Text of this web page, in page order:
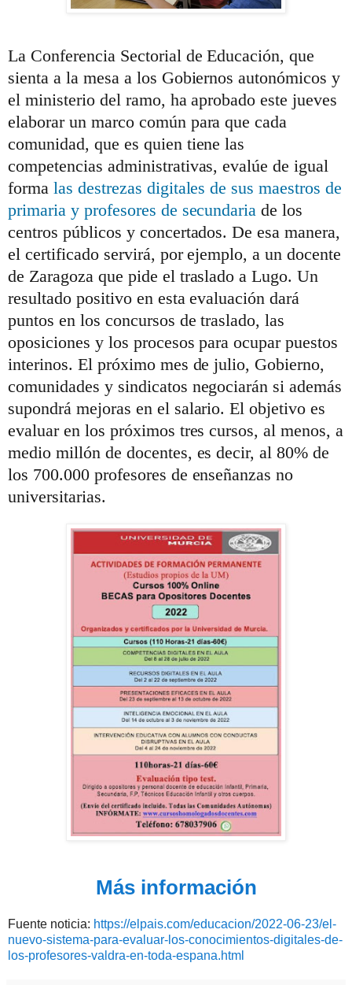
La Conferencia Sectorial de Educación, que
sienta a la mesa a los Gobiernos autonómicos y
el ministerio del ramo, ha aprobado este jueves
elaborar un marco común para que cada
comunidad, que es quien tiene las
competencias administrativas, evalúe de igual
forma las destrezas digitales de sus maestros de
primaria y profesores de secundaria de los
centros públicos y concertados. De esa manera,
el certificado servirá, por ejemplo, a un docente
de Zaragoza que pide el traslado a Lugo. Un
resultado positivo en esta evaluación dará
puntos en los concursos de traslado, las
oposiciones y los procesos para ocupar puestos
interinos. El próximo mes de julio, Gobierno,
comunidades y sindicatos negociarán si además
supondrá mejoras en el salario. El objetivo es
evaluar en los próximos tres cursos, al menos, a
medio millón de docentes, es decir, al 80% de
los 700.000 profesores de enseñanzas no
universitarias.
Más información
Fuente noticia: https://elpais.com/educacion/2022-06-23/el-
nuevo-sistema-para-evaluar-los-conocimientos-digitales-de-
los-profesores-valdra-en-toda-espana.html